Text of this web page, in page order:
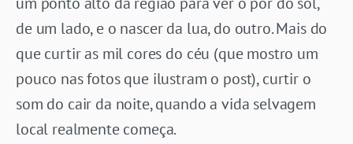
de um lado, e o nascer da lua, do outro. Mais do
que curtir as mil cores do céu (que mostro um
pouco nas fotos que ilustram o post), curtir o
som do cair da noite, quando a vida selvagem
local realmente começa.